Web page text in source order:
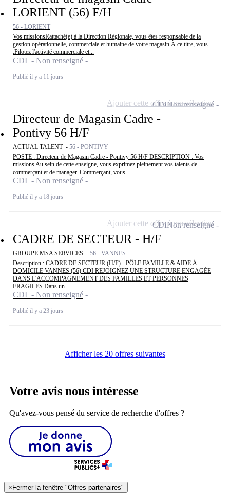
LORIENT (56) F/H
56 - LORIENT
Vos missionsRattaché(e) à la Direction Régionale, vous êtes responsable de la
gestion opérationnelle, commerciale et humaine de votre magasin.À ce titre, vous
:Pilotez l'activité commerciale et...
CDI - Non renseigné
Publié il y a 11 jours
Directeur de Magasin Cadre -
Pontivy 56 H/F
ACTUAL TALENT - 56 - PONTIVY
POSTE : Directeur de Magasin Cadre - Pontivy 56 H/F DESCRIPTION : Vos
missions Au sein de cette enseigne, vous exprimez pleinement vos talents de
commerçant et de manager. Commerçant, vous...
CDI - Non renseigné
Publié il y a 18 jours
CDINon renseigné
Ajouter cette offre à ma sélection
CADRE DE SECTEUR - H/F
GROUPE MSA SERVICES - 56 - VANNES
Description : CADRE DE SECTEUR (H/F) - PÔLE FAMILLE & AIDE À
DOMICILE VANNES (56) CDI REJOIGNEZ UNE STRUCTURE ENGAGÉE
DANS L'ACCOMPAGNEMENT DES FAMILLES ET PERSONNES
FRAGILES Dans un...
CDI - Non renseigné
Publié il y a 23 jours
CDINon renseigné
Ajouter cette offre à ma sélection
Afficher les 20 offres suivantes
Votre avis nous intéresse
Qu'avez-vous pensé du service de recherche d'offres ?
×Fermer la fenêtre "Offres partenaires"